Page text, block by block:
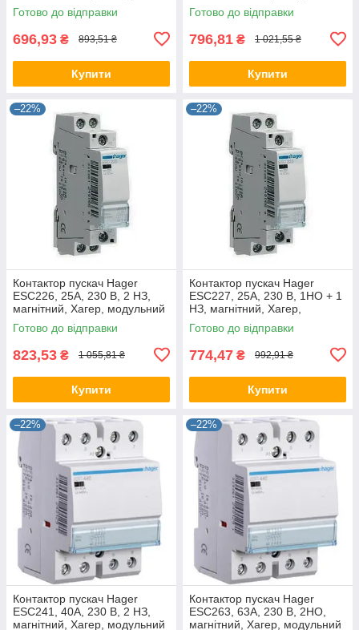
Готово до відправки
696,93 ₴ 893,51 ₴
Купити
Готово до відправки
796,81 ₴ 1 021,55 ₴
Купити
–22%
Контактор пускач Hager
ESC226, 25A, 230 В, 2 НЗ,
магнітний, Хагер, модульний
Готово до відправки
823,53 ₴ 1 055,81 ₴
Купити
–22%
Контактор пускач Hager
ESC227, 25A, 230 В, 1НО + 1
НЗ, магнітний, Хагер,
модульний
Готово до відправки
774,47 ₴ 992,91 ₴
Купити
–22%
Контактор пускач Hager
ESC241, 40A, 230 В, 2 НЗ,
магнітний, Хагер, модульний
–22%
Контактор пускач Hager
ESC263, 63A, 230 В, 2НО,
магнітний, Хагер, модульний